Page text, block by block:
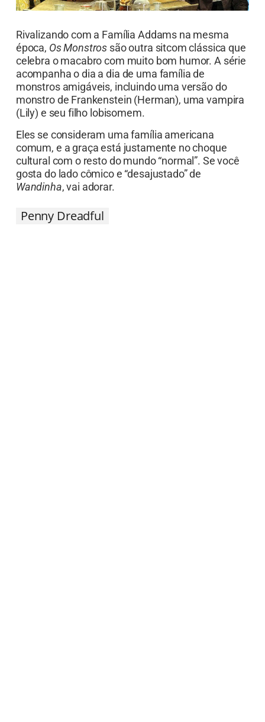
Rivalizando com a Família Addams na mesma
época, Os Monstros são outra sitcom clássica que
celebra o macabro com muito bom humor. A série
acompanha o dia a dia de uma família de
monstros amigáveis, incluindo uma versão do
monstro de Frankenstein (Herman), uma vampira
(Lily) e seu filho lobisomem.
Eles se consideram uma família americana
comum, e a graça está justamente no choque
cultural com o resto do mundo “normal”. Se você
gosta do lado cômico e “desajustado” de
Wandinha, vai adorar.
Penny Dreadful